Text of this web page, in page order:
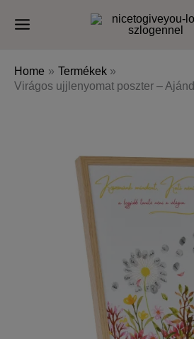
Home
Termékek
Virágos ujjlenyomat poszter –